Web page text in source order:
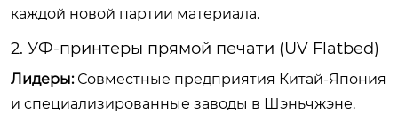
каждой новой партии материала.
2. УФ-принтеры прямой печати (UV Flatbed)
Лидеры:Совместные предприятия Китай-Япония
и специализированные заводы в Шэньчжэне.